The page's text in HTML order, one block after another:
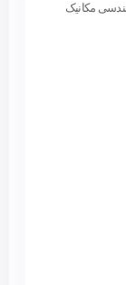
مکانیک